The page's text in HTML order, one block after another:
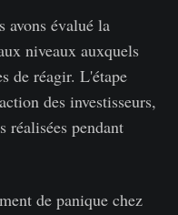
avons évalué la
niveaux auxquels
de réagir. L'étape
des investisseurs,
réalisées pendant
de panique chez